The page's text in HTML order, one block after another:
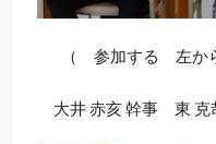
（ 参加する 左か
大井 赤亥 幹事 東 克